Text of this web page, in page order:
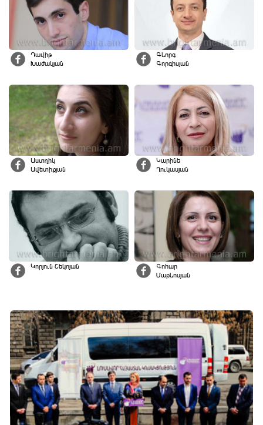
Դավիթ
Խաժակյան
Գևորգ
Գորգիսյան
Աստղիկ
Ավետիքյան
Կարինե
Ղուկասյան
Կորյուն Շեկոյան
Գոհար
Մաթևոսյան